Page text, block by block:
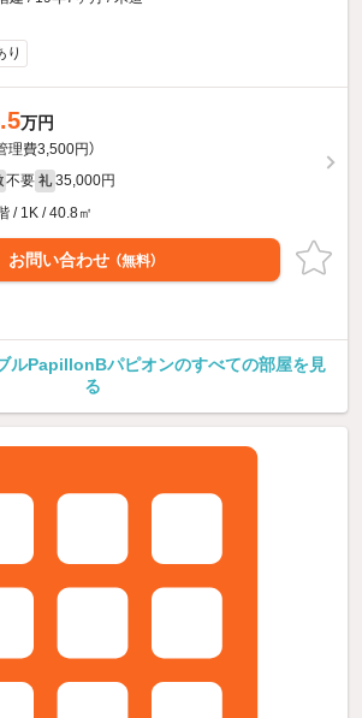
り
万円
理費3,500円）
不要 礼 35,000円
/ 1K / 40.8㎡
お問い合わせ （無料）
ルPapillonBパピオンのすべての部屋を見
る